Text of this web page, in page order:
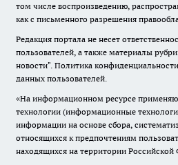
том числе воспроизведению,
как с письменного разрешения
Редакция портала не несет
пользователей, а также материалы
новости". Политика
данных пользователей.
«На информационном ресурсе
технологии (информационные
информации на основе сбора,
относящихся к предпочтениям
находящихся на территории Российской